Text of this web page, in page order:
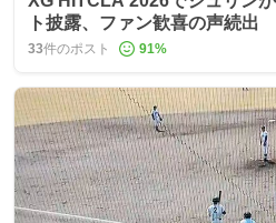
ト披露、ファン歓喜の声続出
33件のポスト 91%